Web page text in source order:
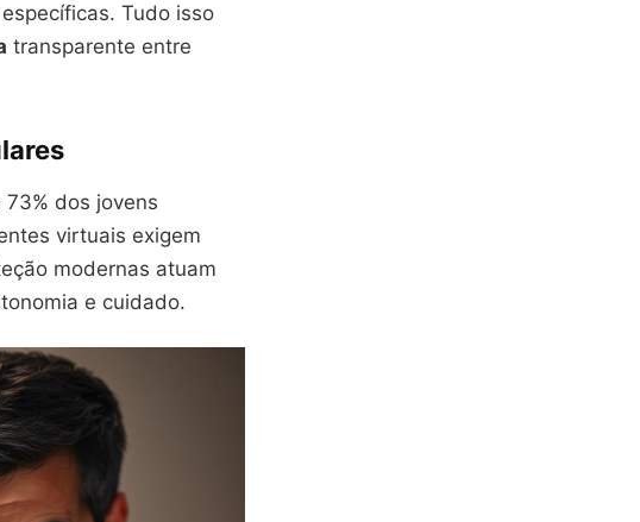
específicas. Tudo isso
transparente entre
dos jovens
virtuais exigem
modernas atuam
e cuidado.